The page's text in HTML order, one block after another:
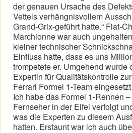
der genauen Ursache des
Vettels verhängnisvollem
Grand-Grix-geführt hatte.“ Fiat-
Marchionne war auch
kleiner technischer
Einfluss hatte, dass es uns
trompetete er. Umgehend wurde
Expertin für Qualitätskontrolle
Ferrari Formel 1-Team
Ich habe das Formel 1-Rennen
Fernseher in der Eifel verfolgt
was die Experten zu diesem
hatten. Erstaunt war ich auch